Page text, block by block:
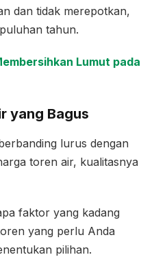
dan tidak merepotkan,
tahun.
Lumut pada
yang Bagus
lurus dengan
toren air, kualitasnya
faktor yang kadang
yang perlu Anda
pilihan.